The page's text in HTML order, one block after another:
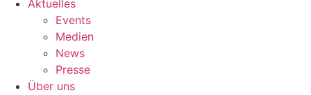
Aktuelles
Events
Medien
News
Presse
Über uns